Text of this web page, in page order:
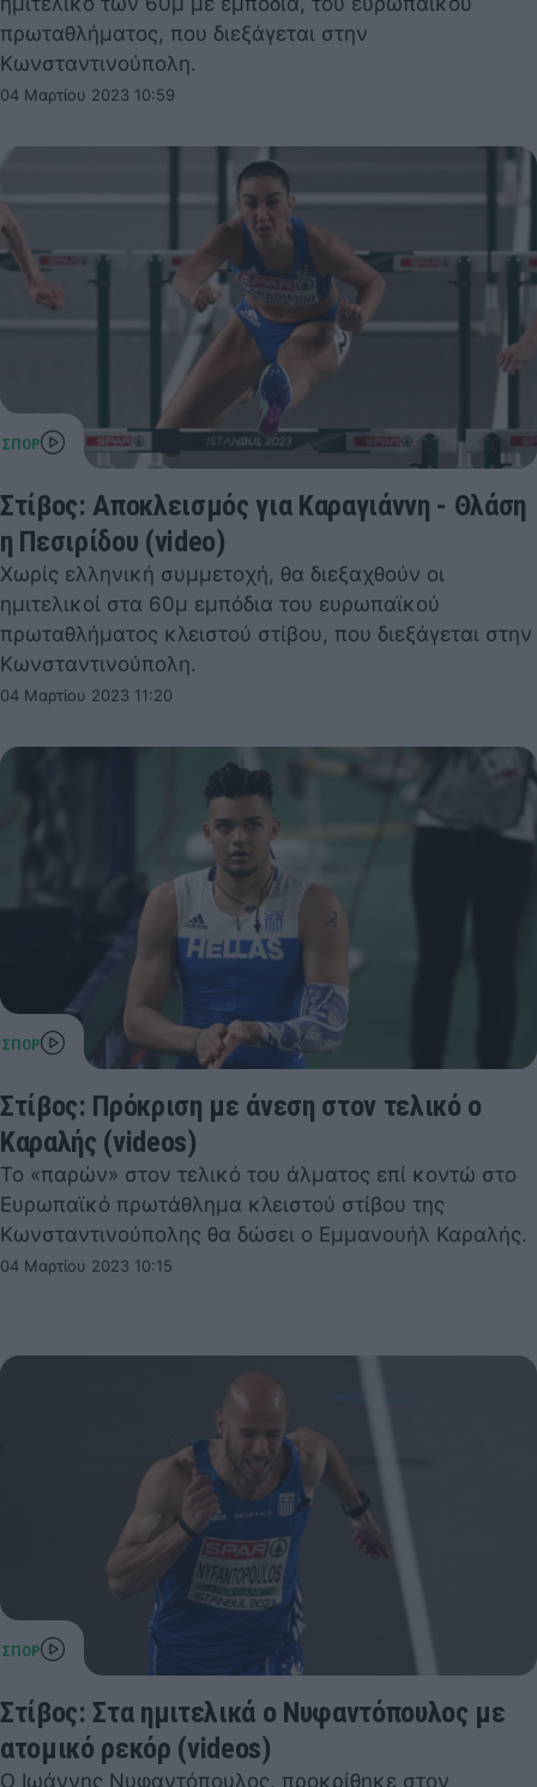
πρωταθλήματος, που διεξάγεται στην
Κωνσταντινούπολη.
04 Μαρτίου 2023 10:59
Στίβος: Αποκλεισμός για Καραγιάννη - Θλάση
η Πεσιρίδου (video)
Χωρίς ελληνική συμμετοχή, θα διεξαχθούν οι
ημιτελικοί στα 60μ εμπόδια του ευρωπαϊκού
πρωταθλήματος κλειστού στίβου, που διεξάγεται στην
Κωνσταντινούπολη.
04 Μαρτίου 2023 11:20
Στίβος: Πρόκριση με άνεση στον τελικό ο
Καραλής (videos)
Το «παρών» στον τελικό του άλματος επί κοντώ στο
Ευρωπαϊκό πρωτάθλημα κλειστού στίβου της
Κωνσταντινούπολης θα δώσει ο Εμμανουήλ Καραλής.
04 Μαρτίου 2023 10:15
Στίβος: Στα ημιτελικά ο Νυφαντόπουλος με
ατομικό ρεκόρ (videos)
Ο Ιωάννης Νυφαντόπουλος, προκρίθηκε στον